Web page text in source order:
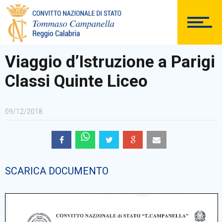
DOCUMENTAZIONE
Comunicazioni Esterne
Viaggio d’Istruzione a Parigi
Classi Quinte Liceo
09/12/2018
SCARICA DOCUMENTO